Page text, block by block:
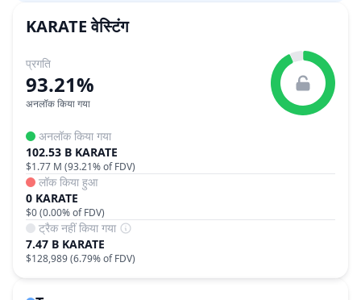
KARATE वेस्टिंग
प्रगति
93.21%
अनलॉक किया गया
अनलॉक किया गया
102.53 B KARATE
$1.77 M (93.21%of FDV)
लॉक किया हुआ
0 KARATE
$0(0.00%of FDV)
ट्रैक नहीं किया गया
7.47 B KARATE
$128,989(6.79%of FDV)